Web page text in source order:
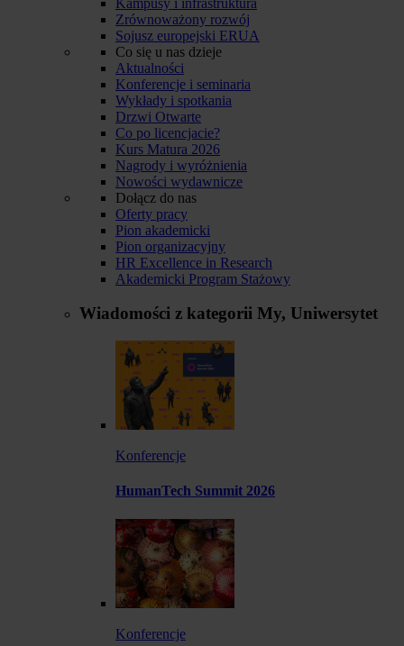
Zrównoważony rozwój
Sojusz europejski ERUA
Co się u nas dzieje
Aktualności
Konferencje i seminaria
Wykłady i spotkania
Drzwi Otwarte
Co po licencjacie?
Kurs Matura 2026
Nagrody i wyróżnienia
Nowości wydawnicze
Dołącz do nas
Oferty pracy
Pion akademicki
Pion organizacyjny
HR Excellence in Research
Akademicki Program Stażowy
Wiadomości z kategorii My, Uniwersytet
Konferencje
HumanTech Summit 2026
Konferencje